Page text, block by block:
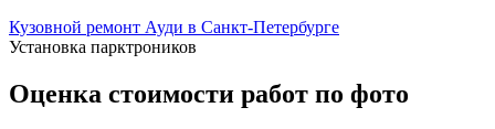
Кузовной ремонт Ауди в Санкт-Петербурге
Установка парктроников
Оценка стоимости работ по фото